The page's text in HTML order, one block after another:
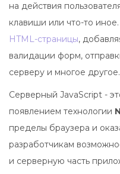
на действия
клавиши или что-то
HTML-страницы,
валидации форм,
серверу и многое другое.
Серверный JavaScript -
появлением технологии
пределы браузера и
разработчикам
и серверную часть